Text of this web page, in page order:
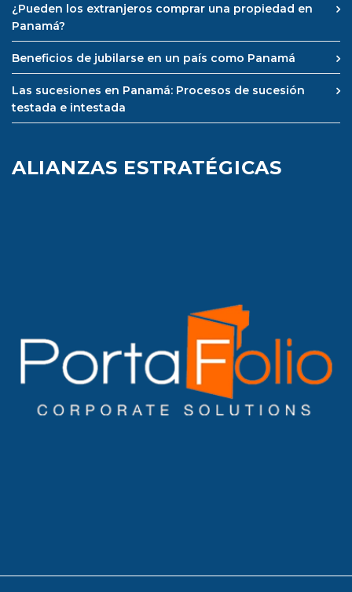
¿Pueden los extranjeros comprar una propiedad en
Panamá?
Beneficios de jubilarse en un país como Panamá
Las sucesiones en Panamá: Procesos de sucesión
testada e intestada
ALIANZAS ESTRATÉGICAS